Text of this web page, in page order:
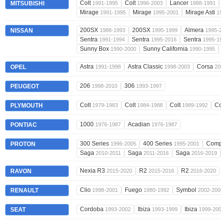
MITSUBISHI Colt 1991-1995 Colt 1996-2003 Lancer 1988-1991
Mirage 1991-1995 Mirage 1995-2001 Mirage Asti
NISSAN 200SX 1988-1993 200SX 1995-1999 Almera 1995-
Sentra 1991-1994 Sentra 1995-2016 Sentra 1995-
Sunny Box 1990-2000 Sunny California 1990-1995
OPEL Astra 1991-1998 Astra Classic 1998-2003 Corsa
PEUGEOT 206 1998-2010 306 1993-1997
PLYMOUTH Colt 1979-1983 Colt 1984-1988 Colt 1989-1992
PONTIAC 1000 1976-1987 Acadian 1976-1987
PROTON 300 Series 1996-2005 400 Series 1995-2001
Saga 2010-2011 Saga 2011-2016 Saga 2016-2019
RAVON Nexia R3 2015-2020 R2 2015-2016 R2 2016-2020
RENAULT Clio 1998-2001 Fuego 1980-1992 Symbol 2002-
SEAT Cordoba 1993-2002 Ibiza 1993-1999 Ibiza 1999-